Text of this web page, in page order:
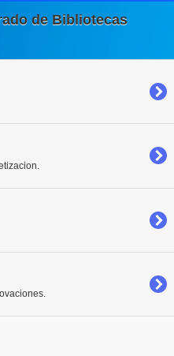
de Bibliotecas